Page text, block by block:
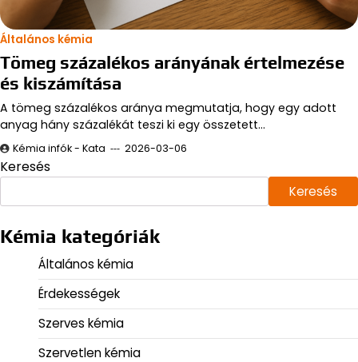
Általános kémia
Tömeg százalékos arányának értelmezése
és kiszámítása
A tömeg százalékos aránya megmutatja, hogy egy adott
anyag hány százalékát teszi ki egy összetett…
Kémia infók - Kata 2026-03-06
Keresés
Keresés
Kémia kategóriák
Általános kémia
Érdekességek
Szerves kémia
Szervetlen kémia